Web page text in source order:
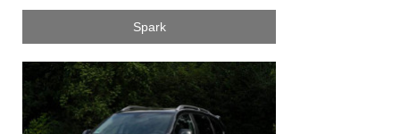
Spark